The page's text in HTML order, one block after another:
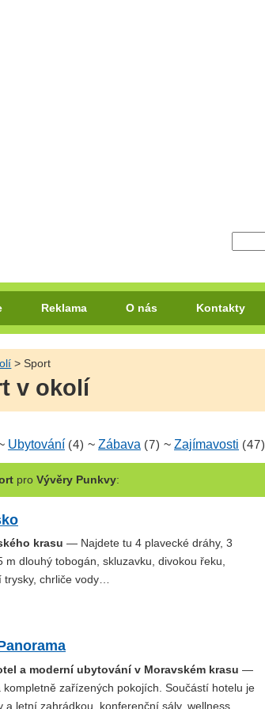
Reklama O nás Kontakty
> Sport
v okolí
Ubytování (4) ~ Zábava (7) ~ Zajímavosti (47)
pro Vývěry Punkvy:
krasu — Najdete tu 4 plavecké dráhy, 3
m dlouhý tobogán, skluzavku, divokou řeku,
trysky, chrliče vody…
a moderní ubytování v Moravském krasu —
kompletně zařízených pokojích. Součástí hotelu je
a letní zahrádkou, konferenční sály, wellness